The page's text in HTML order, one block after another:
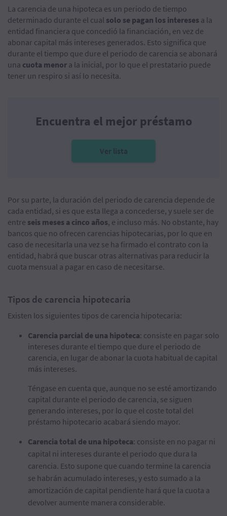
La carencia de una hipoteca es un periodo de tiempo
determinado durante el cual solo se pagan los intereses a la
entidad financiera que concedió la financiación, en vez de
abonar capital más intereses generados. Esto significa que
durante el tiempo que dure el periodo de carencia se abonará
una cuota menor a la inicial, por lo que el prestatario puede
tener un respiro si así lo necesita.
Encuentra el mejor préstamo
Ver lista
Por su parte, la duración del periodo de carencia depende de
cada entidad, si es que esta llega a concederse, y suele ser de
entre seis meses a cinco años, e incluso más. No obstante, hay
bancos que no ofrecen carencias hipotecarias, por lo que en
caso de necesitarla una vez se ha firmado el contrato con la
entidad, habrá que buscar otras alternativas para reducir la
cuota mensual a pagar en caso de necesitarse.
Tipos de carencia hipotecaria
Existen los siguientes tipos de carencia hipotecaria:
Carencia parcial de una hipoteca: consiste en pagar solo
intereses durante el tiempo que dure el periodo de
carencia, en lugar de abonar la cuota habitual de capital
más intereses.
Téngase en cuenta que, aunque no se esté amortizando
capital durante el periodo de carencia, se siguen
generando intereses, por lo que el coste total del
préstamo hipotecario acabará siendo mayor.
Carencia total de una hipoteca: consiste en no pagar ni
capital ni intereses durante el periodo que dura la
carencia. Esto supone que cuando termine la carencia
se habrán acumulado intereses, y esto sumado a la
amortización de capital pendiente hará que la cuota a
devolver aumente manera considerable.